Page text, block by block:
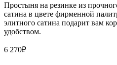
Простыня на резинке из
сатина в цвете фирменной
элитного сатина подарит вам
удобством.
6 270₽